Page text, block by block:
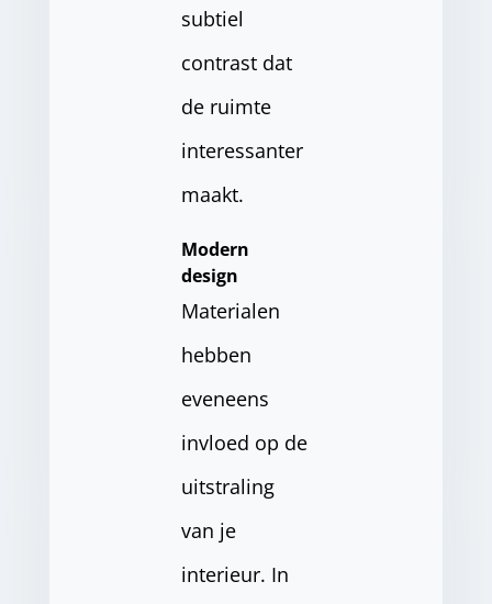
subtiel
contrast dat
de ruimte
interessanter
maakt.
Modern
design
Materialen
hebben
eveneens
invloed op de
uitstraling
van je
interieur. In